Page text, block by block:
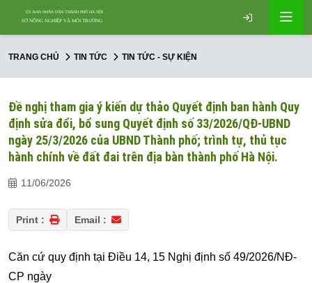
TRANG CHỦ TIN TỨC TIN TỨC - SỰ KIỆN
Đề nghị tham gia ý kiến dự thảo Quyết định ban hành Quy
định sửa đổi, bổ sung Quyết định số 33/2026/QĐ-UBND
ngày 25/3/2026 của UBND Thành phố; trình tự, thủ tục
hành chính về đất đai trên địa bàn thành phố Hà Nội.
11/06/2026
Print : Email :
Căn cứ quy định tại Điều 14, 15 Nghị định số 49/2026/NĐ-
CP ngày